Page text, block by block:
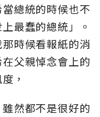
總統的時候也不
最蠢的總統」。
時候看報紙的消
父親悼念會上的
，
然都不是很好的